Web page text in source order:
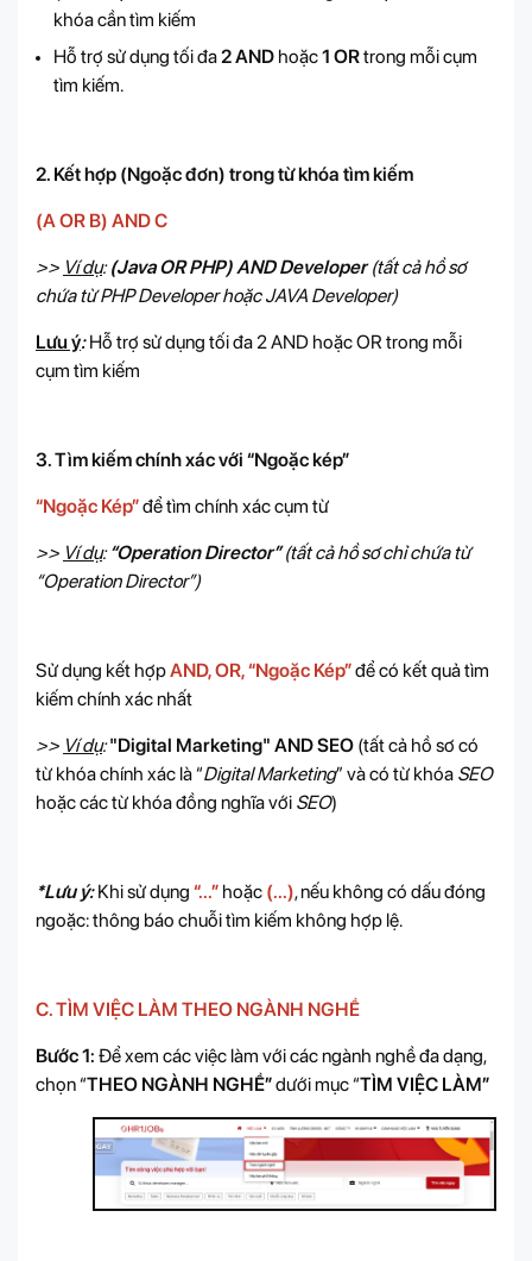
khóa cần tìm kiếm
Hỗ trợ sử dụng tối đa2 AND hoặc1 ORtrong mỗi cụm
tìm kiếm.
2. Kết hợp (Ngoặc đơn) trong từ khóa tìm kiếm
(A OR B) AND C
>> Ví dụ:(Java OR PHP) AND Developer(tất cả hồ sơ
chứa từ PHP Developer hoặc JAVA Developer)
Lưu ý:Hỗ trợ sử dụng tối đa 2 AND hoặc OR trong mỗi
cụm tìm kiếm
3. Tìm kiếm chính xác với “Ngoặc kép”
“Ngoặc Kép”để tìm chính xác cụm từ
>> Ví dụ:“Operation Director”(tất cả hồ sơ chỉ chứa từ
“Operation Director”)
Sử dụng kết hợpAND, OR, “Ngoặc Kép”để có kết quả tìm
kiếm chính xác nhất
>> Ví dụ:"Digital Marketing" AND SEO (tất cả hồ sơ có
từ khóa chính xác là “Digital Marketing” và có từ khóa SEO
hoặc các từ khóa đồng nghĩa với SEO)
*Lưu ý:Khi sử dụng “...” hoặc (...), nếu không có dấu đóng
ngoặc: thông báo chuỗi tìm kiếm không hợp lệ.
C. TÌM VIỆC LÀM THEO NGÀNH NGHỀ
Bước 1: Để xem các việc làm với các ngành nghề đa dạng,
chọn “THEO NGÀNH NGHỀ”dưới mục “TÌM VIỆC LÀM”